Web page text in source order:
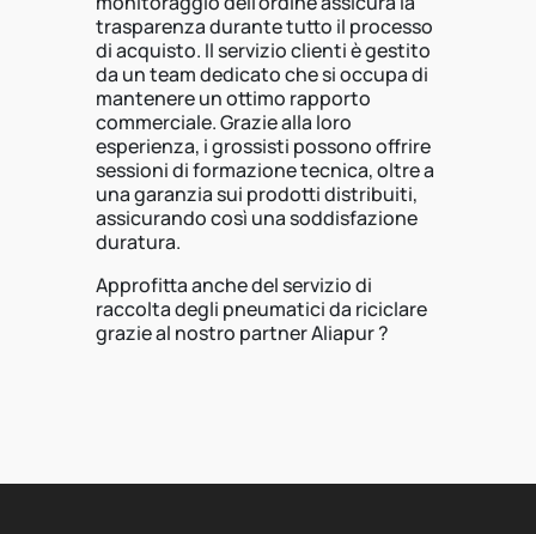
trasparenza durante tutto il processo
di acquisto. Il servizio clienti è gestito
da un team dedicato che si occupa di
mantenere un ottimo rapporto
commerciale. Grazie alla loro
esperienza, i grossisti possono offrire
sessioni di formazione tecnica, oltre a
una garanzia sui prodotti distribuiti,
assicurando così una soddisfazione
duratura.
Approfitta anche del servizio di
raccolta degli pneumatici da riciclare
grazie al nostro partner Aliapur ?